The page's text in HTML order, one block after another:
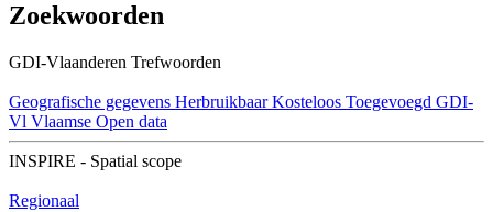
Zoekwoorden
GDI-Vlaanderen Trefwoorden
Geografische gegevens Herbruikbaar Kosteloos Toegevoegd GDI-
Vl Vlaamse Open data
INSPIRE - Spatial scope
Regionaal